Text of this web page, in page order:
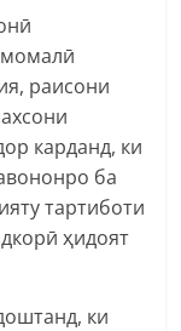
раисони
карданд, ки
ба
тартиботи
ҳидоят
ки